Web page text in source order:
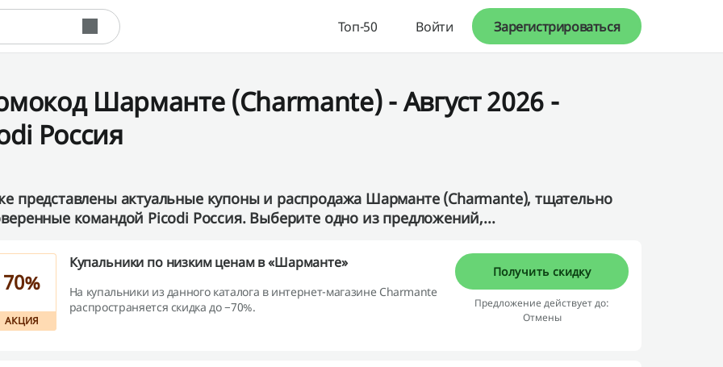
Топ-50 Войти Зарегистрироваться
Шарманте (Charmante) - Август 2026 -
Россия
представлены актуальные купоны и распродажа Шарманте (Charmante), тщательно
командой Picodi Россия. Выберите одно из предложений,...
70%
АКЦИЯ
Купальники по низким ценам в «Шарманте»
На купальники из данного каталога в интернет-магазине Charmante
распространяется скидка до −70%.
Получить скидку
Предложение действует до:
Отмены